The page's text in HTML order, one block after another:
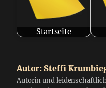
Startseite
Autor: Steffi
Autorin und